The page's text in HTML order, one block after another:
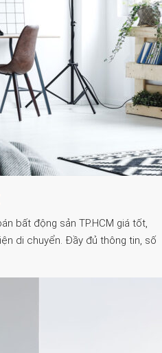
bất động sản TP.HCM giá tốt,
di chuyển. Đầy đủ thông tin, số